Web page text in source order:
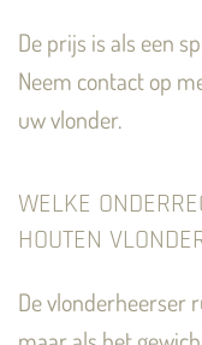
De prijs is als een
Neem contact op
uw vlonder.
WELKE
HOUTEN
De vlonderheerser